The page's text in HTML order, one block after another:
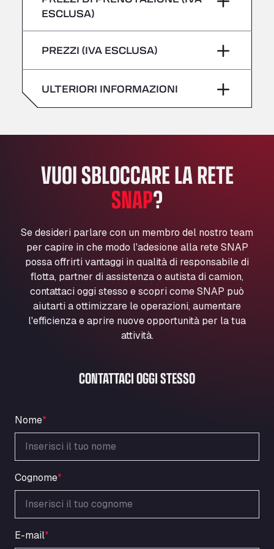
All 4 Trucks
Klaverbladstaat 21, 3560
American Truck Wash
Aut. A4 Salida 288 Pol. Ind. del Guadiel, 23210
Andamur La Junquera
Andamur Pamplona
Andamur San Roman II
Aut A1 Exit 385, 01207
Anpol Sp. z o.o.
Ul. Torunska 147, 85884
Aqua Ariva GmbH
Marie-Curie-Straße 24, 68219
Aral Autohof Bockel
An der Autobahn 1, 27404
ARAL Autohof Bockenem
Nellinger Str. 24, 89188
ARAL Tankstelle - XXL Truckwash.de
GmbH
Obernburger Str. 127, 63811
Ardleigh South Services
a120 westbound, CO77SL
Area 47 Hermanos Rico
Autovia A4 km 47, 28300
Area de Servicio Agetrans
Sabato –
giovedì
Sabato –
ESCLUSA)
PREZZI (IVA ESCLUSA)
ULTERIORI INFORMAZIONI
VUOI SBLOCCARE LA RETE
SNAP?
Se desideri parlare con un membro del nostro team
per capire in che modo l'adesione alla rete SNAP
possa offrirti vantaggi in qualità di responsabile di
flotta, partner di assistenza o autista di camion,
contattaci oggi stesso e scopri come SNAP può
aiutarti a ottimizzare le operazioni, aumentare
l'efficienza e aprire nuove opportunità per la tua
attività.
CONTATTACI OGGI STESSO
Nome*
Cognome*
E-mail*